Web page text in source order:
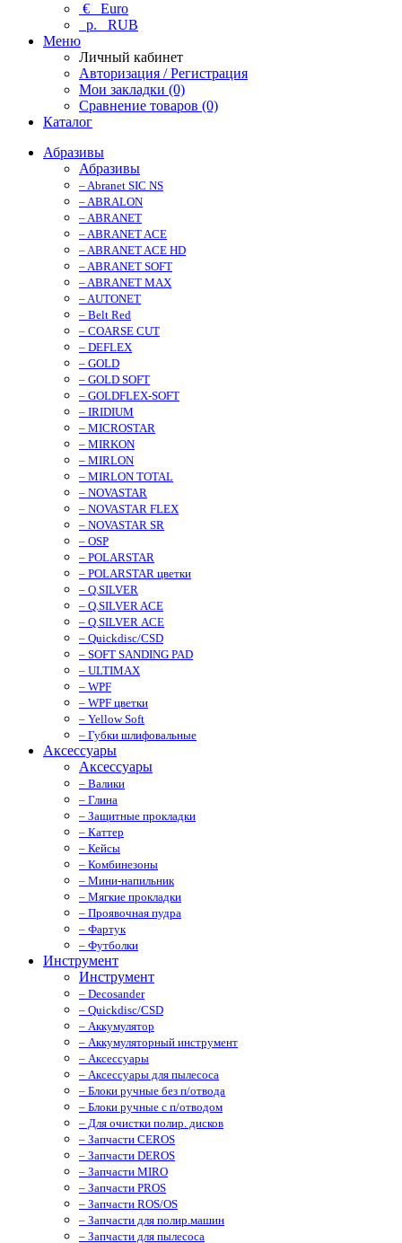
€ Euro
р. RUB
Меню
Личный кабинет
Авторизация / Регистрация
Мои закладки (0)
Сравнение товаров (0)
Каталог
Абразивы
Абразивы
– Abranet SIC NS
– ABRALON
– ABRANET
– ABRANET ACE
– ABRANET ACE HD
– ABRANET SOFT
– ABRANET MAX
– AUTONET
– Belt Red
– COARSE CUT
– DEFLEX
– GOLD
– GOLD SOFT
– GOLDFLEX-SOFT
– IRIDIUM
– MICROSTAR
– MIRKON
– MIRLON
– MIRLON TOTAL
– NOVASTAR
– NOVASTAR FLEX
– NOVASTAR SR
– OSP
– POLARSTAR
– POLARSTAR цветки
– Q.SILVER
– Q.SILVER ACE
– Q.SILVER ACE
– Quickdisc/CSD
– SOFT SANDING PAD
– ULTIMAX
– WPF
– WPF цветки
– Yellow Soft
– Губки шлифовальные
Аксессуары
Аксессуары
– Валики
– Глина
– Защитные прокладки
– Каттер
– Кейсы
– Комбинезоны
– Мини-напильник
– Мягкие прокладки
– Проявочная пудра
– Фартук
– Футболки
Инструмент
Инструмент
– Decosander
– Quickdisc/CSD
– Аккумулятор
– Аккумуляторный инструмент
– Аксессуары
– Аксессуары для пылесоса
– Блоки ручные без п/отвода
– Блоки ручные с п/отводом
– Для очистки полир. дисков
– Запчасти CEROS
– Запчасти DEROS
– Запчасти MIRO
– Запчасти PROS
– Запчасти ROS/OS
– Запчасти для полир.машин
– Запчасти для пылесоса